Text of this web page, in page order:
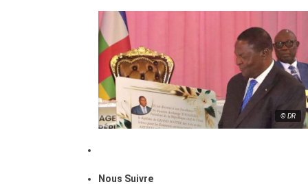
© DR
Nous Suivre